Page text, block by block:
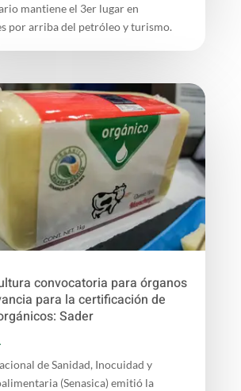
mantiene el 3er lugar en
por arriba del petróleo y turismo.
convocatoria para órganos
para la certificación de
Sader
de Sanidad, Inocuidad y
(Senasica) emitió la